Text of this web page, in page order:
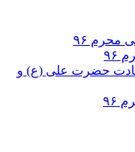
۹۶
حضرت علی (ع) و